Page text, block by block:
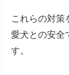
これらの対策
愛犬との安全
す。